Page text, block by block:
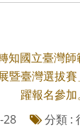
知國立臺灣
暨臺灣選拔
躍報名參加。
28
分類 :